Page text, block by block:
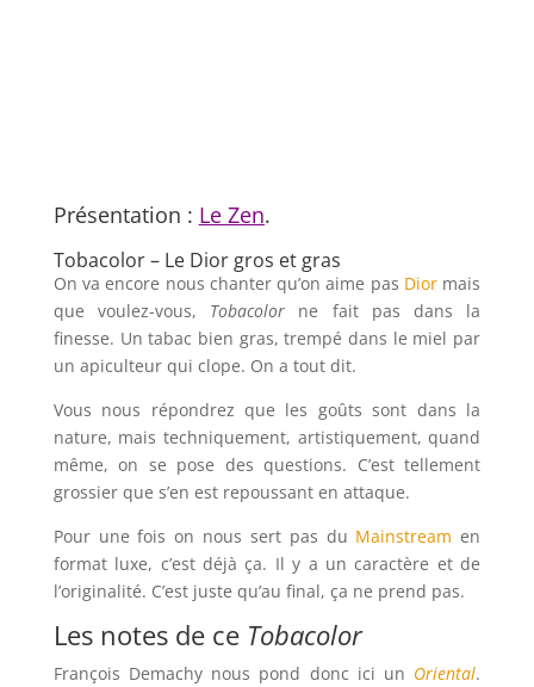
Présentation : Le Zen.
Tobacolor – Le Dior gros et gras
On va encore nous chanter qu’on aime pas Diormais
que voulez-vous, Tobacolor ne fait pas dans la
finesse. Un tabac bien gras, trempé dans le miel par
un apiculteur qui clope. On a tout dit.
Vous nous répondrez que les goûts sont dans la
nature, mais techniquement, artistiquement, quand
même, on se pose des questions. C’est tellement
grossier que s’en est repoussant en attaque.
Pour une fois on nous sert pas du Mainstream en
format luxe, c’est déjà ça. Il y a un caractère et de
l’originalité. C’est juste qu’au final, ça ne prend pas.
Les notes de ce Tobacolor
François Demachy nous pond donc ici un Oriental.